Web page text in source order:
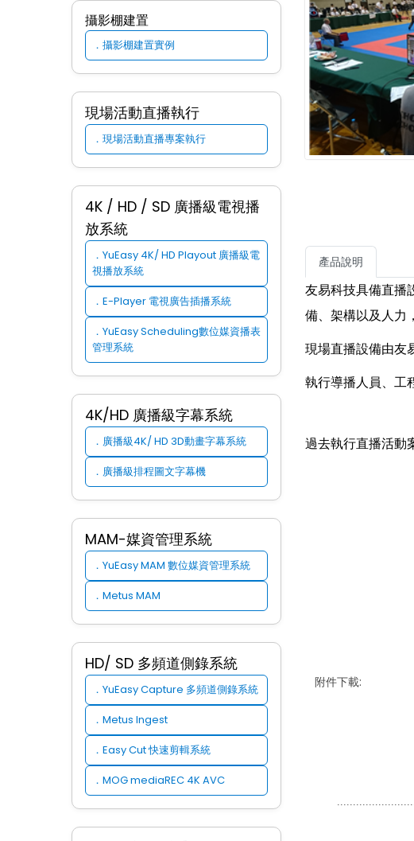
攝影棚建置
．攝影棚建置實例
現場活動直播執行
． 現場活動直播專案執行
4K / HD / SD 廣播級電視播
放系統
． YuEasy 4K/ HD Playout 廣播級電
視播放系統
． E-Player 電視廣告插播系統
． YuEasy Scheduling數位媒資播表
管理系統
4K/HD 廣播級字幕系統
． 廣播級4K/ HD 3D動畫字幕系統
． 廣播級排程圖文字幕機
MAM-媒資管理系統
． YuEasy MAM 數位媒資管理系統
． Metus MAM
HD/ SD 多頻道側錄系統
． YuEasy Capture 多頻道側錄系統
． Metus Ingest
． Easy Cut 快速剪輯系統
． MOG mediaREC 4K AVC
產品說明
友易科技具備直播
備、架構以及人力
現場直播設備由友
執行導播人員、工
過去執行直播活動
台北市政
台北世大
衛武營國家
公共電視
各大電視台
線上頻道舉
附件下載: